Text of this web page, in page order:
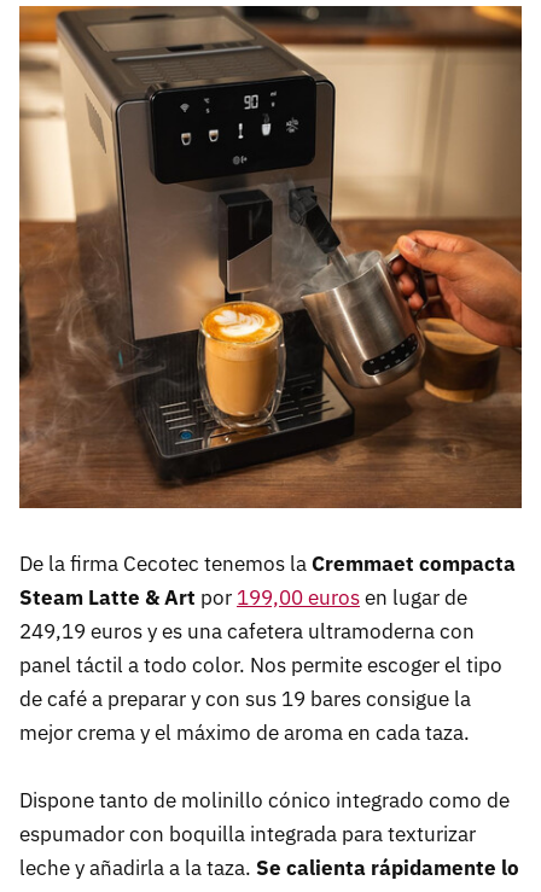
De la firma Cecotec tenemos laCremmaet compacta
Steam Latte & Art por 199,00 eurosen lugar de
249,19 euros y es una cafetera ultramoderna con
panel táctil a todo color. Nos permite escoger el tipo
de café a preparar y con sus 19 bares consigue la
mejor crema y el máximo de aroma en cada taza.
Dispone tanto de molinillo cónico integrado como de
espumador con boquilla integrada para texturizar
leche y añadirla a la taza. Se calienta rápidamente lo